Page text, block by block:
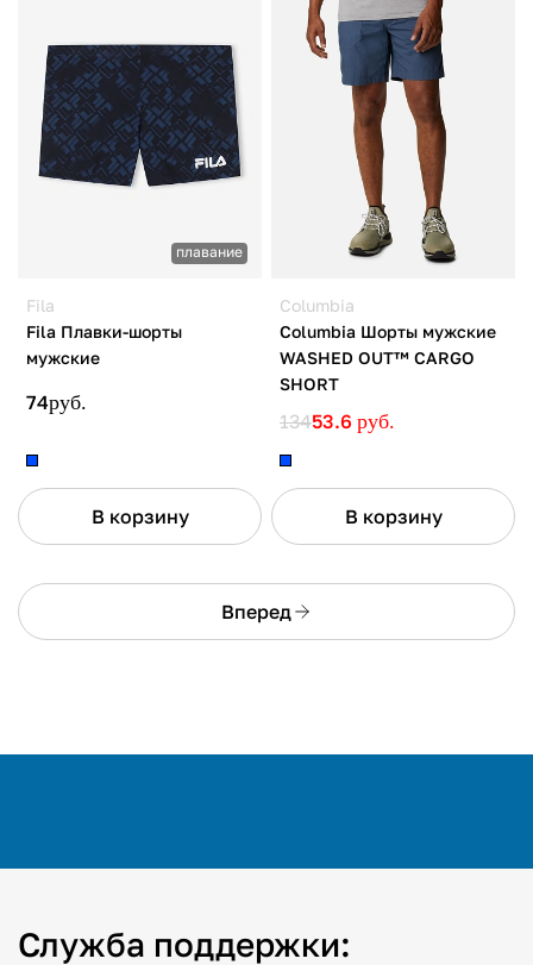
плавание
Fila
Fila Плавки-шорты
мужские
74руб.
В корзину
Columbia
Columbia Шорты мужские
WASHED OUT™ CARGO
SHORT
13453.6 руб.
В корзину
Вперед
Служба поддержки: